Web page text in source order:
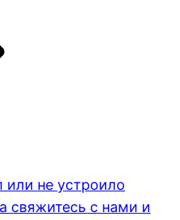
или не устроило
свяжитесь с нами и